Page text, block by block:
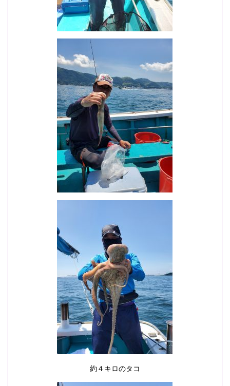
約４キロのタコ